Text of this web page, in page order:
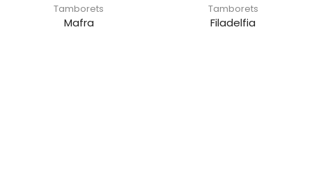
Tamborets
Mafra
Tamborets
Filadelfia